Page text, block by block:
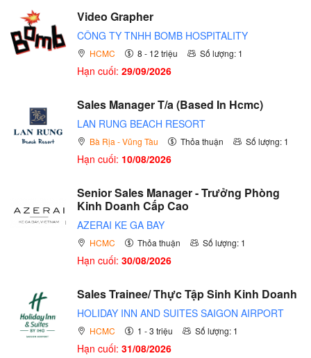
Video Grapher
CÔNG TY TNHH BOMB HOSPITALITY
HCMC 8 - 12 triệu Số lượng: 1
Hạn cuối: 29/09/2026
Sales Manager T/a (Based In Hcmc)
LAN RUNG BEACH RESORT
Bà Rịa - Vũng Tàu Thỏa thuận Số lượng: 1
Hạn cuối: 10/08/2026
Senior Sales Manager - Trưởng Phòng
Kinh Doanh Cấp Cao
AZERAI KE GA BAY
HCMC Thỏa thuận Số lượng: 1
Hạn cuối: 30/08/2026
Sales Trainee/ Thực Tập Sinh Kinh Doanh
HOLIDAY INN AND SUITES SAIGON AIRPORT
HCMC 1 - 3 triệu Số lượng: 1
Hạn cuối: 31/08/2026